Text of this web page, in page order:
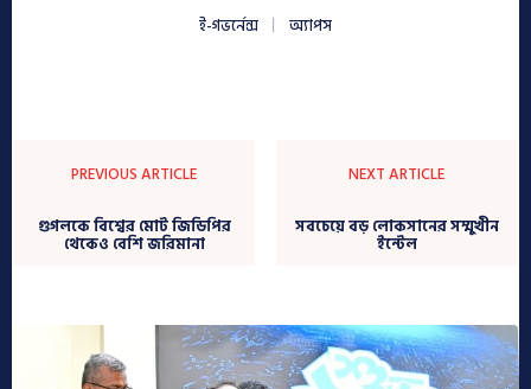
ই-গভর্নেন্স
অ্যাপস
PREVIOUS ARTICLE
গুগলকে বিশ্বের মোট জিডিপির
থেকেও বেশি জরিমানা
NEXT ARTICLE
সবচেয়ে বড় লোকসানের সম্মুখীন
ইন্টেল